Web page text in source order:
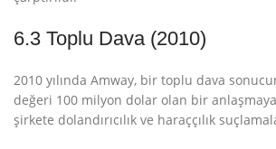
6.3 Toplu Dava (2010)
2010 yılında Amway, bir toplu dava
değeri 100 milyon dolar olan bir
şirkete dolandırıcılık ve haraççılık